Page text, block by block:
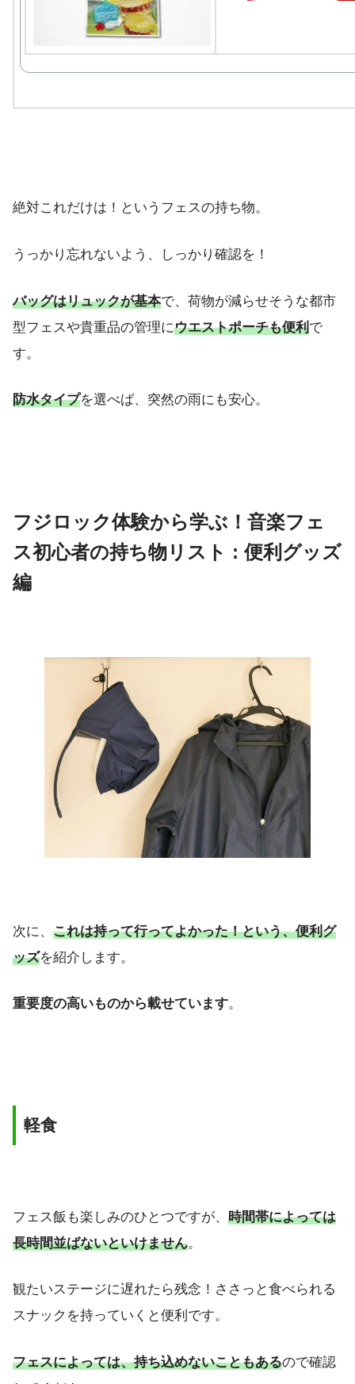
絶対これだけは！というフェスの持ち物。
うっかり忘れないよう、しっかり確認を！
バッグはリュックが基本で、荷物が減らせそうな都市
型フェスや貴重品の管理にウエストポーチも便利で
す。
防水タイプを選べば、突然の雨にも安心。
フジロック体験から学ぶ！音楽フェ
ス初心者の持ち物リスト : 便利グッズ
編
次に、 これは持って行ってよかった！という、便利グ
ッズを紹介します。
重要度の高いものから載せています。
軽食
フェス飯も楽しみのひとつですが、 時間帯によっては
長時間並ばないといけません。
観たいステージに遅れたら残念！ささっと食べられる
スナックを持っていくと便利です。
フェスによっては、持ち込めないこともあるので確認